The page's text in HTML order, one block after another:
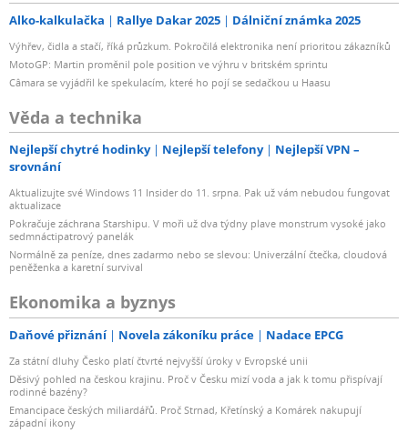
Alko-kalkulačka Rallye Dakar 2025 Dálniční známka 2025
Výhřev, čidla a stačí, říká průzkum. Pokročilá elektronika není prioritou zákazníků
MotoGP: Martin proměnil pole position ve výhru v britském sprintu
Câmara se vyjádřil ke spekulacím, které ho pojí se sedačkou u Haasu
Věda a technika
Nejlepší chytré hodinky Nejlepší telefony
Nejlepší VPN –
srovnání
Aktualizujte své Windows 11 Insider do 11. srpna. Pak už vám nebudou fungovat
aktualizace
Pokračuje záchrana Starshipu. V moři už dva týdny plave monstrum vysoké jako
sedmnáctipatrový panelák
Normálně za peníze, dnes zadarmo nebo se slevou: Univerzální čtečka, cloudová
peněženka a karetní survival
Ekonomika a byznys
Daňové přiznání Novela zákoníku práce Nadace EPCG
Za státní dluhy Česko platí čtvrté nejvyšší úroky v Evropské unii
Děsivý pohled na českou krajinu. Proč v Česku mizí voda a jak k tomu přispívají
rodinné bazény?
Emancipace českých miliardářů. Proč Strnad, Křetínský a Komárek nakupují
západní ikony